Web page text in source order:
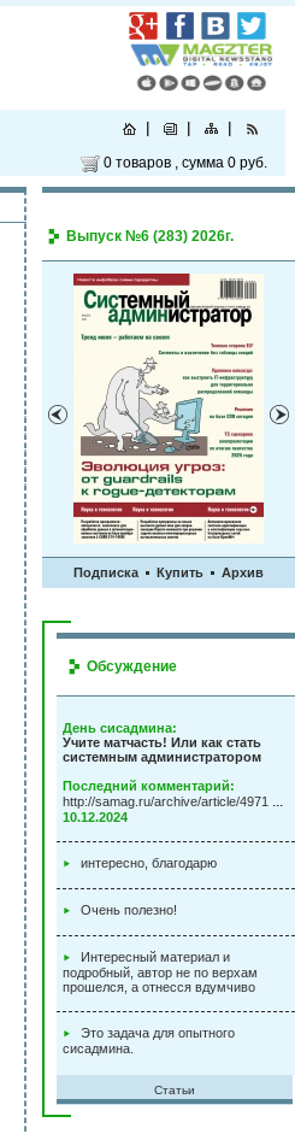
0 товаров , сумма 0 руб.
Выпуск №6 (283) 2026г.
Подписка Купить Архив
Обсуждение
День сисадмина:
Учите матчасть! Или как стать
системным администратором
Последний комментарий:
http://samag.ru/archive/article/4971 ...
10.12.2024
интересно, благодарю
Очень полезно!
Интересный материал и
подробный, автор не по верхам
прошелся, а отнесся вдумчиво
Это задача для опытного
сисадмина.
Статьи